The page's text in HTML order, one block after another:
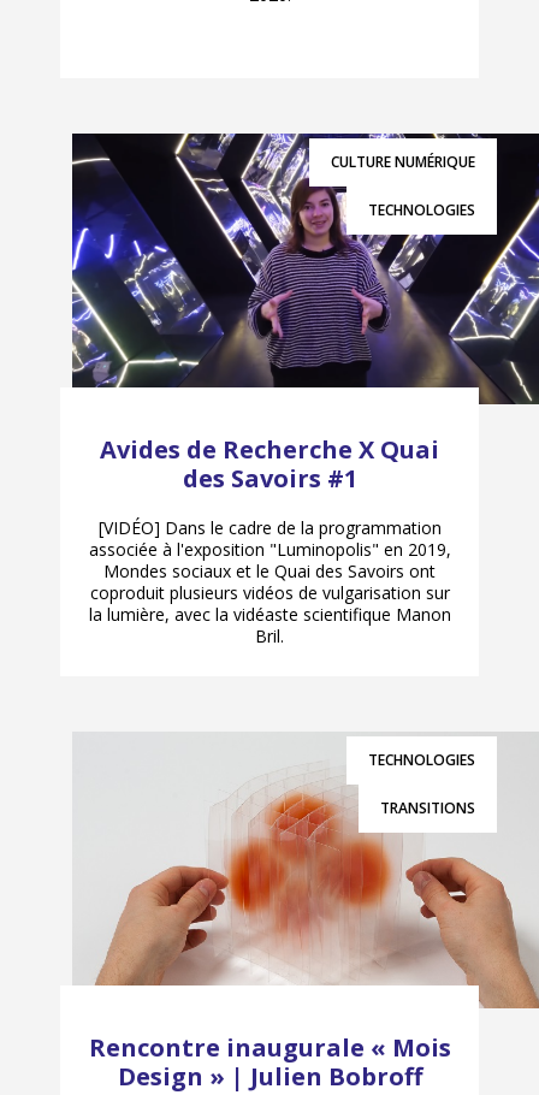
CULTURE NUMÉRIQUE
TECHNOLOGIES
Avides de Recherche X Quai
des Savoirs #1
[VIDÉO] Dans le cadre de la programmation
associée à l'exposition "Luminopolis" en 2019,
Mondes sociaux et le Quai des Savoirs ont
coproduit plusieurs vidéos de vulgarisation sur
la lumière, avec la vidéaste scientifique Manon
Bril.
TECHNOLOGIES
TRANSITIONS
Rencontre inaugurale « Mois
Design » | Julien Bobroff